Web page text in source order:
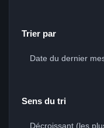
Trier par
Sens du tri